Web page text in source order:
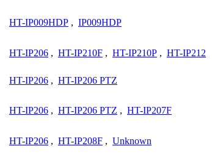
HT-IP009HDP , IP009HDP
HT-IP206 , HT-IP210F , HT-IP210P , HT-IP212
HT-IP206 , HT-IP206 PTZ
HT-IP206 , HT-IP206 PTZ , HT-IP207F
HT-IP206 , HT-IP208F , Unknown